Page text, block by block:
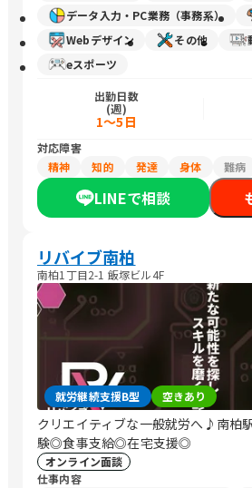
データ入力・PC業務（事務系）
Webデザイン
その他
eスポーツ
出勤日数
(週)
1〜5日
対応障害
精神
知的 発達 身体 難病
LINEで相談
リバイブ南柏
南柏1丁目2-1 飯塚ビル4F
就労継続支援B型 空きあり
クリエイティブな一般就労へ♪南柏
験◎食事支給◎在宅支援◎
オンライン面談
仕事内容